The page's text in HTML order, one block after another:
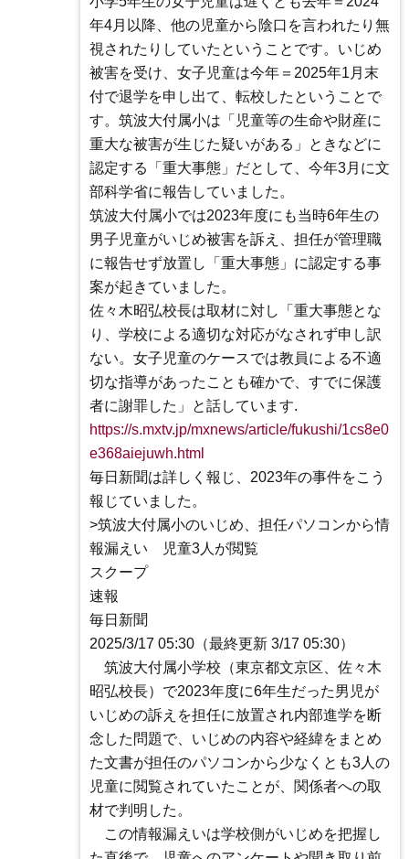
年4月以降、他の児童から陰口を言われたり無
視されたりしていたということです。いじめ
被害を受け、女子児童は今年＝2025年1月末
付で退学を申し出て、転校したということで
す。筑波大付属小は「児童等の生命や財産に
重大な被害が生じた疑いがある」ときなどに
認定する「重大事態」だとして、今年3月に文
部科学省に報告していました。
筑波大付属小では2023年度にも当時6年生の
男子児童がいじめ被害を訴え、担任が管理職
に報告せず放置し「重大事態」に認定する事
案が起きていました。
佐々木昭弘校長は取材に対し「重大事態とな
り、学校による適切な対応がなされず申し訳
ない。女子児童のケースでは教員による不適
切な指導があったことも確かで、すでに保護
者に謝罪した」と話しています.
https://s.mxtv.jp/mxnews/article/fukushi/1cs8e0
e368aiejuwh.html
毎日新聞は詳しく報じ、2023年の事件をこう
報じていました。
>筑波大付属小のいじめ、担任パソコンから情
報漏えい 児童3人が閲覧
スクープ
速報
毎日新聞
2025/3/17 05:30（最終更新 3/17 05:30）
筑波大付属小学校（東京都文京区、佐々木
昭弘校長）で2023年度に6年生だった男児が
いじめの訴えを担任に放置され内部進学を断
念した問題で、いじめの内容や経緯をまとめ
た文書が担任のパソコンから少なくとも3人の
児童に閲覧されていたことが、関係者への取
材で判明した。
この情報漏えいは学校側がいじめを把握し